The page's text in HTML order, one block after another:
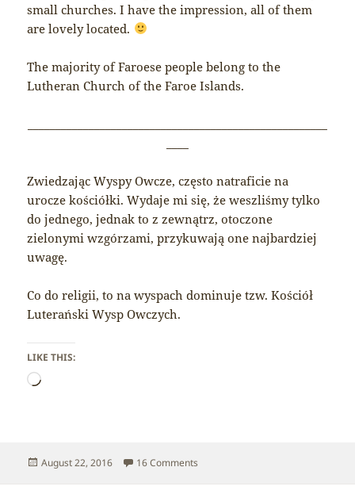
small churches. I have the impression, all of them
are lovely located.
The majority of Faroese people belong to the
Lutheran Church of the Faroe Islands.
Zwiedzając Wyspy Owcze, często natraficie na
urocze kościółki. Wydaje mi się, że weszliśmy tylko
do jednego, jednak to z zewnątrz, otoczone
zielonymi wzgórzami, przykuwają one najbardziej
uwagę.
Co do religii, to na wyspach dominuje tzw. Kościół
Luterański Wysp Owczych.
LIKE THIS:
Loading…
Posted
August 22, 2016 16 Comments